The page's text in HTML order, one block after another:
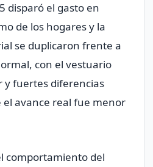
disparó el gasto en
de los hogares y la
se duplicaron frente a
con el vestuario
y fuertes diferencias
avance real fue menor
comportamiento del